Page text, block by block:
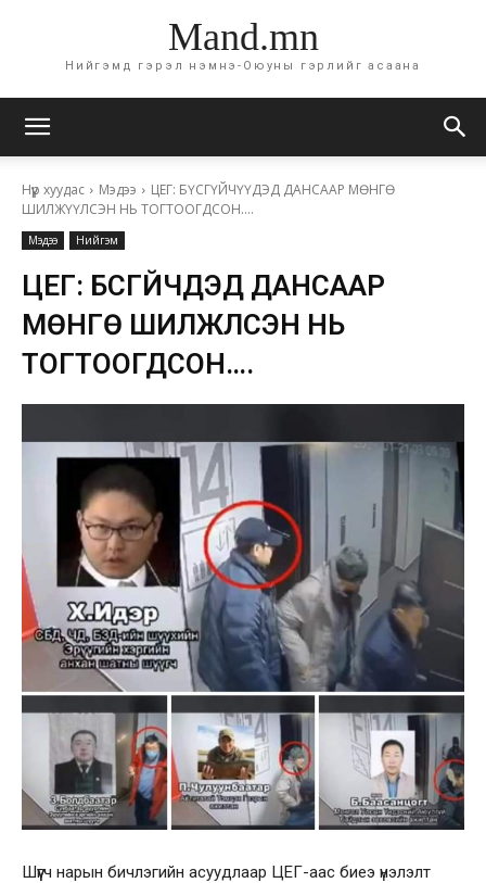
Mand.mn
Нийгэмд гэрэл нэмнэ-Оюуны гэрлийг асаана
Нүүр хуудас Мэдээ
ЦЕГ: БҮСГҮЙЧҮҮДЭД ДАНСААР МӨНГӨ
ШИЛЖҮҮЛСЭН НЬ ТОГТООГДСОН….
Мэдээ Нийгэм
ЦЕГ: БҮСГҮЙЧҮҮДЭД ДАНСААР
МӨНГӨ ШИЛЖҮҮЛСЭН НЬ
ТОГТООГДСОН….
Шүүгч нарын бичлэгийн асуудлаар ЦЕГ-аас биеэ үнэлэлт